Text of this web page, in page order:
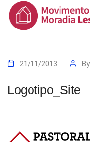
21/11/2013 By
Logotipo_Site